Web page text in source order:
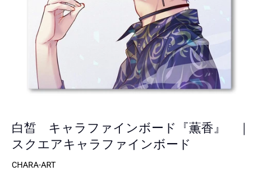
白皙 キャラファインボード『薫香』 ｜
スクエアキャラファインボード
CHARA-ART